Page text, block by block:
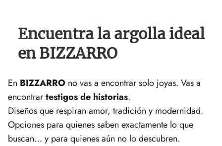
Encuentra la argolla ideal
en BIZZARRO
En BIZZARRO no vas a encontrar solo joyas. Vas a
encontrartestigos de historias.
Diseños que respiran amor, tradición y modernidad.
Opciones para quienes saben exactamente lo que
buscan… y para quienes aún no lo descubren.